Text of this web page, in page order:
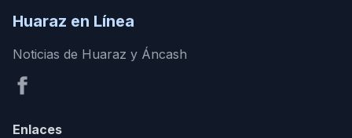
Huaraz en Línea
Noticias de Huaraz y Áncash
Enlaces